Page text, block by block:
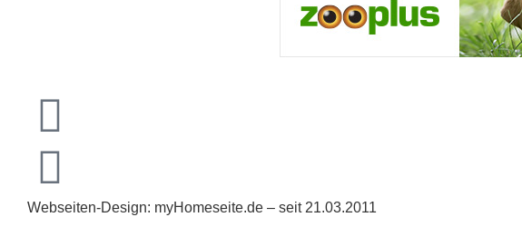
Webseiten-Design: myHomeseite.de – seit 21.03.2011